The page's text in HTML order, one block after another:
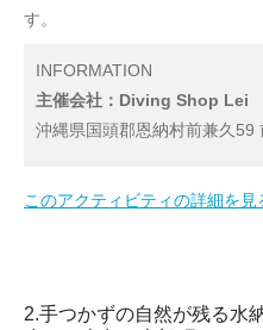
す。
INFORMATION
主催会社：Diving Shop Lei
沖縄県国頭郡恩納村前兼久59
このアクティビティの詳細を見
2.手つかずの自然が残る水